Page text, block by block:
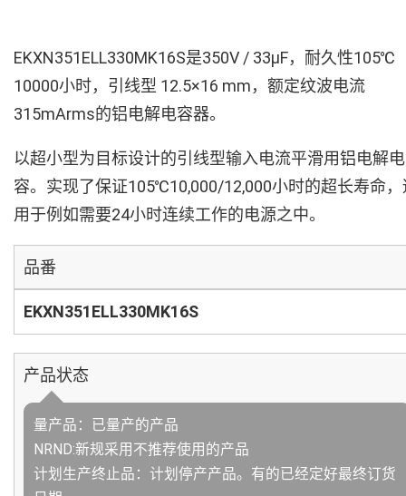
EKXN351ELL330MK16S是350V / 33µF，耐久性105℃
10000小时，引线型 12.5×16 mm，额定纹波电流
315mArms的铝电解电容器。
以超小型为目标设计的引线型输入电流平滑用铝电解电
容。实现了保证105℃10,000/12,000小时的超长寿命，
用于例如需要24小时连续工作的电源之中。
品番
EKXN351ELL330MK16S
产品状态
量产品：已量产的产品
NRND:新规采用不推荐使用的产品
计划生产终止品：计划停产产品。有的已经定好最终订货